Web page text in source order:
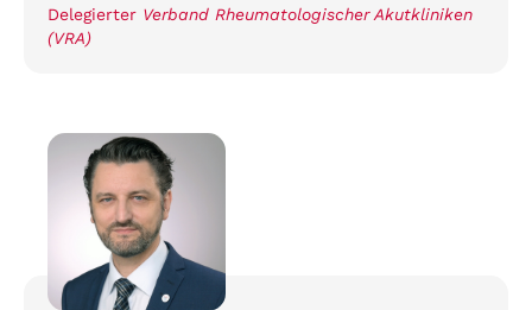
Delegierter Verband Rheumatologischer Akutkliniken
(VRA)